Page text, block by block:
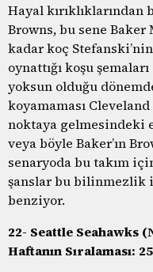
Hayal
Browns, bu sene
kadar koç
oynattığı koşu
yoksun olduğu dönemde
koyamaması
noktaya gelmesindeki
veya böyle Baker’ın
senaryoda bu takım
şanslar bu bilinmezlik
benziyor.
22- Seattle Seahawks
Haftanın Sıralaması: 25